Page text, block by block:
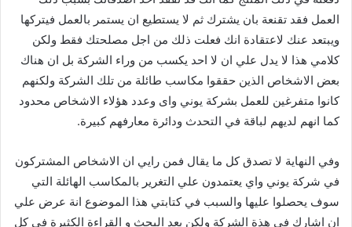
العمل فقد تقنعة بان يشترك ثم لا يستطيع ان يستمر بالعمل فيتركها
ويبتعد عنك لاعتقادة انك فعلت ذلك من اجل مصلحتك فقط ولكن
كلامي هذا لا يدل علي ان لا احد يكسب من وراء الشركة بل ان هناك
بعض الاشخاص الذين حققوا مكاسب طائلة من تلك الشركة ولكنهم
كانوا متفرغين للعمل بشركة يوني واى وعدد هؤلاء الاشخاص محدود
كما انهم لديهم لباقة في التحدث ودائرة معارفهم كبيرة.
وفي النهاية لا تصدق كل ما يقال فمن رايي ان الاشخاص المشتركون
في شركة يوني واي يعتمدون علي التغرير بالمكاسب الهائلة التي
سوف يحصلوا عليها والسبب في كتابتي هذا الموضوع انة عرض علي
ان اشارك في هذة الشركة ولكن بعد البحث و القراءة الكثيرة في كل